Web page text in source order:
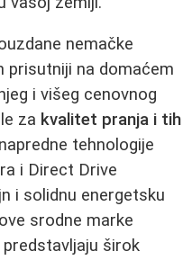
nemačke
prisutniji na domaćem
i višeg cenovnog
za kvalitet pranja i tih
tehnologije
i Direct Drive
i solidnu energetsku
srodne marke
predstavljaju širok